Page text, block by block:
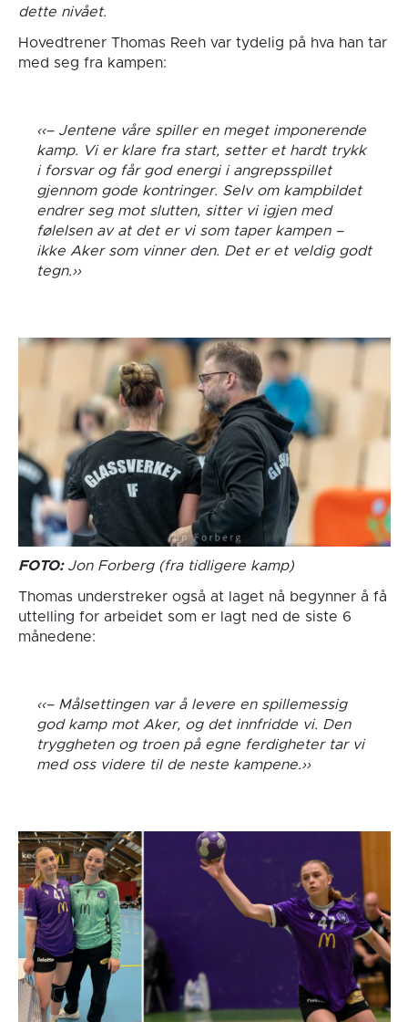
dette nivået.
Hovedtrener Thomas Reeh var tydelig på hva han tar
med seg fra kampen:
– Jentene våre spiller en meget imponerende
kamp. Vi er klare fra start, setter et hardt trykk
i forsvar og får god energi i angrepsspillet
gjennom gode kontringer. Selv om kampbildet
endrer seg mot slutten, sitter vi igjen med
følelsen av at det er vi som taper kampen –
ikke Aker som vinner den. Det er et veldig godt
tegn.
FOTO: Jon Forberg (fra tidligere kamp)
Thomas understreker også at laget nå begynner å få
uttelling for arbeidet som er lagt ned de siste 6
månedene:
– Målsettingen var å levere en spillemessig
god kamp mot Aker, og det innfridde vi. Den
tryggheten og troen på egne ferdigheter tar vi
med oss videre til de neste kampene.